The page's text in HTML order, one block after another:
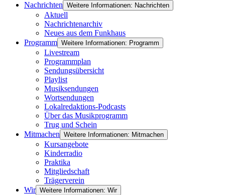
Nachrichten Weitere Informationen: Nachrichten
Aktuell
Nachrichtenarchiv
Neues aus dem Funkhaus
Programm Weitere Informationen: Programm
Livestream
Programmplan
Sendungsübersicht
Playlist
Musiksendungen
Wortsendungen
Lokalredaktions-Podcasts
Über das Musikprogramm
Trug und Schein
Mitmachen Weitere Informationen: Mitmachen
Kursangebote
Kinderradio
Praktika
Mitgliedschaft
Trägerverein
Wir Weitere Informationen: Wir